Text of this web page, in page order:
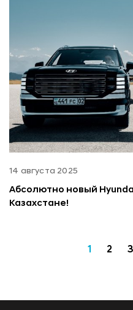
14 августа 2025
Абсолютно новый Hyundai
Казахстане!
1 2 3